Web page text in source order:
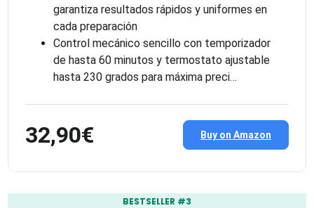
garantiza resultados rápidos y uniformes en
cada preparación
Control mecánico sencillo con temporizador
de hasta 60 minutos y termostato ajustable
hasta 230 grados para máxima preci…
32,90€ Buy on Amazon
BESTSELLER #3